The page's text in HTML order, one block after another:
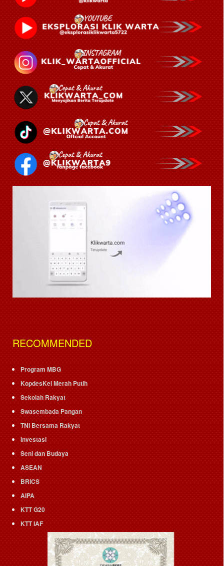
RECOMMENDED
Program MBG
KopdesKel Merah Putih
Sekolah Rakyat
Swasembada Pangan
TNI Bersama Rakyat
Investasi
Seni dan Budaya
ASEAN
BRICS
AIPA
KTT G20
KTT IAF